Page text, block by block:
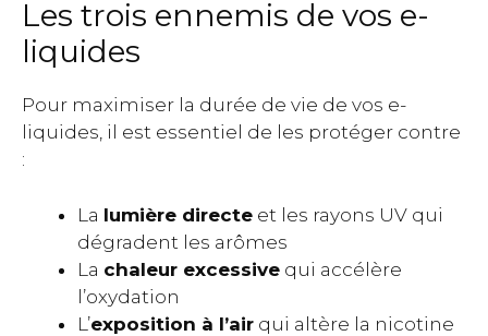
Les trois ennemis de vos e-
liquides
Pour maximiser la durée de vie de vos e-
liquides, il est essentiel de les protéger contre
:
La lumière directe et les rayons UV qui
dégradent les arômes
La chaleur excessive qui accélère
l’oxydation
L’exposition à l’air qui altère la nicotine